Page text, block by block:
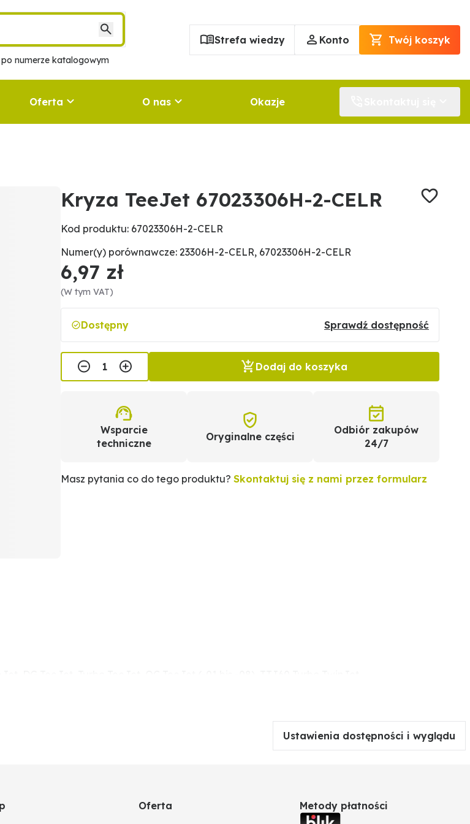
po numerze katalogowym
Strefa wiedzy Konto Twój koszyk
Oferta O nas Okazje
Kryza TeeJet 67023306H-2-CELR
Kod produktu: 67023306H-2-CELR
Numer(y) porównawcze: 23306H-2-CELR, 67023306H-2-CELR
6,97 zł
(W tym VAT)
Dostępny Sprawdź dostępność
Dodaj do koszyka
Wsparcie
techniczne
Oryginalne części
Odbiór zakupów
24/7
Masz pytania co do tego produktu? Skontaktuj się z nami przez formularz
Ustawienia dostępności i wyglądu
Oferta Metody płatności